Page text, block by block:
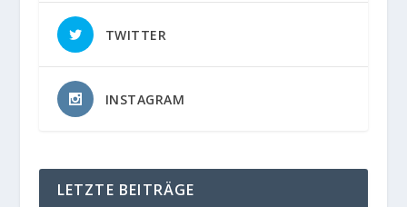
TWITTER
INSTAGRAM
LETZTE BEITRÄGE